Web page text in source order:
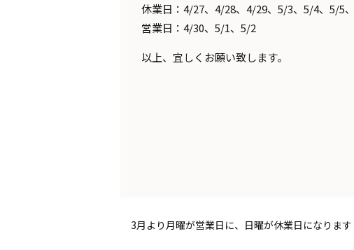
休業日：4/27、4/28、4/29、5/3、5/4、5/5
営業日：4/30、5/1、5/2
以上、宜しくお願い致します。
3月より月曜が営業日に、日曜が休業日になります